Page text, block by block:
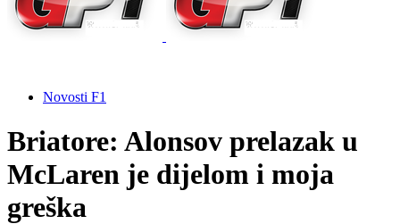
Novosti F1
Briatore: Alonsov prelazak u
McLaren je dijelom i moja
greška